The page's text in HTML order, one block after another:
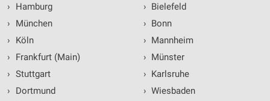
›
Hamburg
›
München
›
Köln
›
Frankfurt (Main)
› Stuttgart
›
Dortmund
› Bielefeld
› Bonn
› Mannheim
› Münster
› Karlsruhe
› Wiesbaden